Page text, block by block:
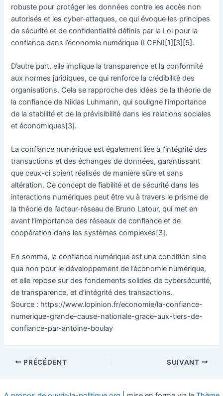
robuste pour protéger les données contre les accès non
autorisés et les cyber-attaques, ce qui évoque les principes
de sécurité et de confidentialité définis par la Loi pour la
confiance dans l’économie numérique (LCEN)[1][3][5].
D’autre part, elle implique la transparence et la conformité
aux normes juridiques, ce qui renforce la crédibilité des
organisations. Cela se rapproche des idées de la théorie de
la confiance de Niklas Luhmann, qui souligne l’importance
de la stabilité et de la prévisibilité dans les relations sociales
et économiques[3].
La confiance numérique est également liée à l’intégrité des
transactions et des échanges de données, garantissant
que ceux-ci soient réalisés de manière sûre et sans
altération. Ce concept de fiabilité et de sécurité dans les
interactions numériques peut être vu à travers le prisme de
la théorie de l’acteur-réseau de Bruno Latour, qui met en
avant l’importance des réseaux de confiance et de
coopération dans les systèmes complexes[3].
En somme, la confiance numérique est une condition sine
qua non pour le développement de l’économie numérique,
et elle repose sur des fondements solides de cybersécurité,
de transparence, et d’intégrité des transactions.
Source : https://www.lopinion.fr/economie/la-confiance-
numerique-grande-cause-nationale-grace-aux-tiers-de-
confiance-par-antoine-boulay
NavigationPRÉCÉDENT SUIVANT